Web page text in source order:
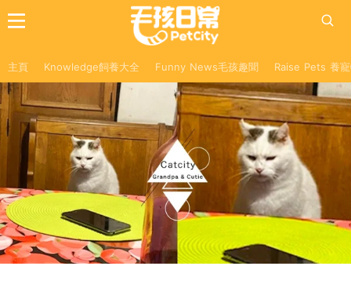
主頁 Knowledge飼養大全 Funny News毛孩趣聞 Raise Pets 養